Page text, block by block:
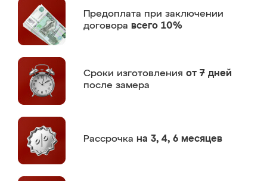
Предоплата при заключении
договора всего 10%
Сроки изготовления от 7 дней
после замера
Рассрочка на 3, 4, 6 месяцев